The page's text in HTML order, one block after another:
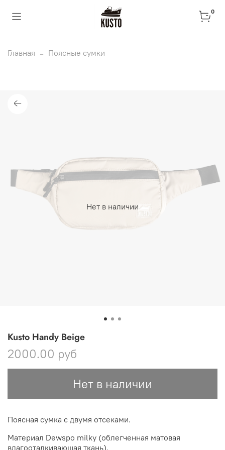
0
Главная Поясные сумки
Нет в наличии
Kusto Handy Beige
2000.00 руб
Нет в наличии
Поясная сумка с двумя отсеками.
Материал Dewspo milky (облегченная матовая
влагооталкивающая ткань).